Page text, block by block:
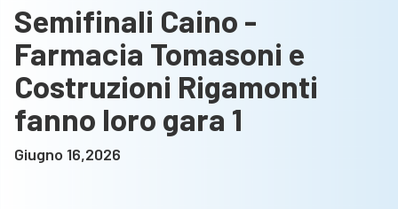
Semifinali Caino -
Farmacia Tomasoni e
Costruzioni Rigamonti
fanno loro gara 1
Giugno 16,2026